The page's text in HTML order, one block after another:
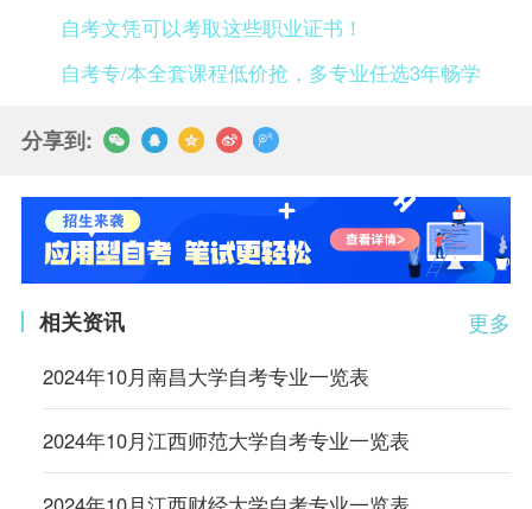
自考文凭可以考取这些职业证书！
自考专/本全套课程低价抢，多专业任选3年畅学
分享到:
更多
相关资讯
2024年10月南昌大学自考专业一览表
2024年10月江西师范大学自考专业一览表